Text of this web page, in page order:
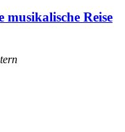
musikalische Reise